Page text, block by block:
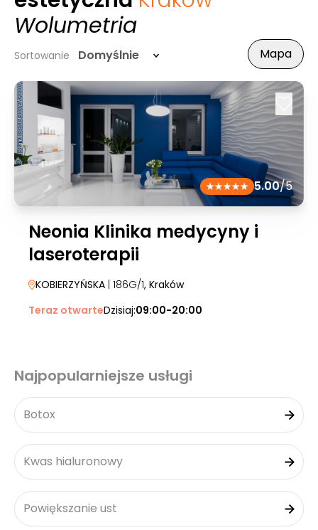
Wolumetria
Sortowanie Domyślnie Mapa
5.00/5
Neonia Klinika medycyny i
laseroterapii
KOBIERZYŃSKA | 186G/1, Kraków
Teraz otwarteDzisiaj:09:00-20:00
Najpopularniejsze usługi
Botox
Kwas hialuronowy
Powiększanie ust